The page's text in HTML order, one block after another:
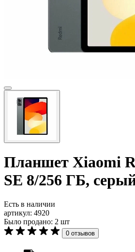
Планшет Xiaomi
SE 8/256 ГБ,
Есть в наличии
артикул: 4920
Было продано: 2 шт
0 отзывов